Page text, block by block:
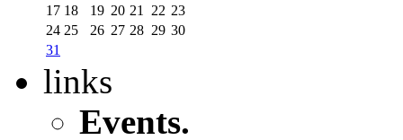
17 18 19 20 21 22 23
24 25 26 27 28 29 30
31
links
Events.